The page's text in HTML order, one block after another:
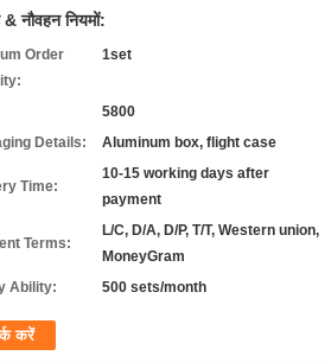
नौवहन नियमों:
Order
1set
5800
Details:
Aluminum box, flight case
Time:
10-15 working days after
payment
Terms:
L/C, D/A, D/P, T/T, Western union,
MoneyGram
Ability:
500 sets/month
करें